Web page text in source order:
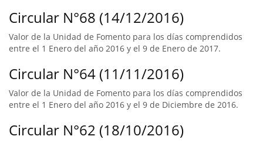
Circular N°68 (14/12/2016)
Valor de la Unidad de Fomento para los días comprendidos
entre el 1 Enero del año 2016 y el 9 de Enero de 2017.
Circular N°64 (11/11/2016)
Valor de la Unidad de Fomento para los días comprendidos
entre el 1 Enero del año 2016 y el 9 de Diciembre de 2016.
Circular N°62 (18/10/2016)